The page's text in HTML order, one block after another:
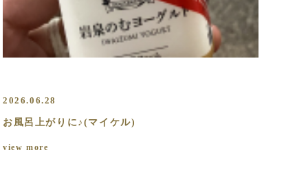
2026.06.28
お風呂上がりに♪(マイケル)
view more